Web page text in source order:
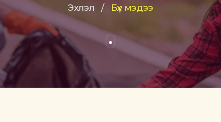
Эхлэл / Бүх мэдээ